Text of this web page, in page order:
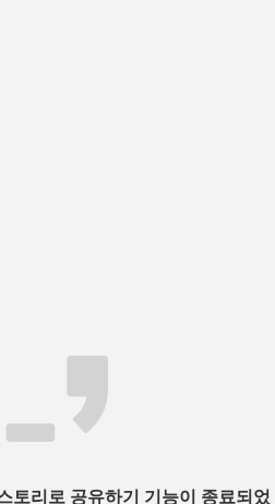
토리로 공유하기 기능이 종료되었